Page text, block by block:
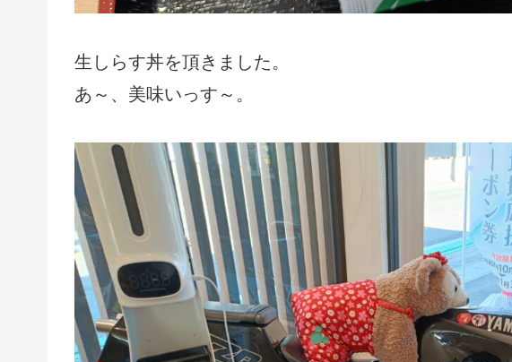
生しらす丼を頂きました。
あ～、美味いっす～。